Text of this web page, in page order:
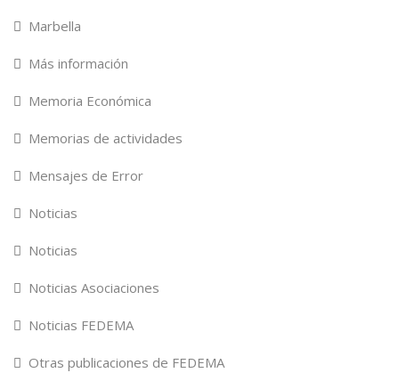
Marbella
Más información
Memoria Económica
Memorias de actividades
Mensajes de Error
Noticias
Noticias
Noticias Asociaciones
Noticias FEDEMA
Otras publicaciones de FEDEMA